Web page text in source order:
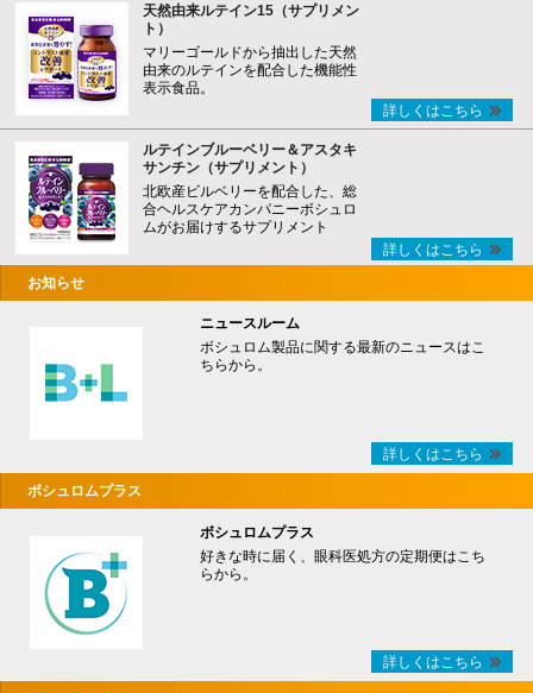
天然由来ルテイン15（サプリメン
ト）
マリーゴールドから抽出した天然
由来のルテインを配合した機能性
表示食品。
詳しくはこちら
ルテインブルーベリー＆アスタキ
サンチン（サプリメント）
北欧産ビルベリーを配合した、総
合ヘルスケアカンパニーボシュロ
ムがお届けするサプリメント
詳しくはこちら
お知らせ
ニュースルーム
ボシュロム製品に関する最新のニュースはこ
ちらから。
詳しくはこちら
ボシュロムプラス
ボシュロムプラス
好きな時に届く、眼科医処方の定期便はこち
らから。
詳しくはこちら